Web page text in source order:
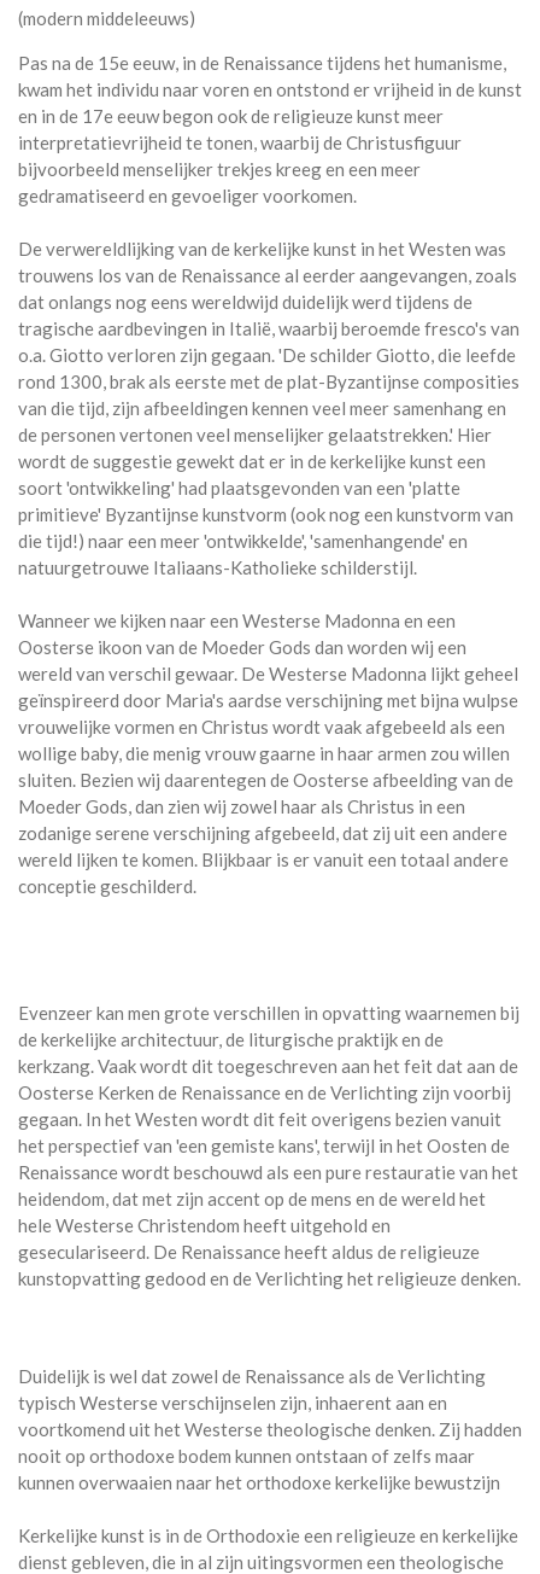
(modern middeleeuws)
Pas na de 15e eeuw, in de Renaissance tijdens het humanisme,
kwam het individu naar voren en ontstond er vrijheid in de kunst
en in de 17e eeuw begon ook de religieuze kunst meer
interpretatievrijheid te tonen, waarbij de Christusfiguur
bijvoorbeeld menselijker trekjes kreeg en een meer
gedramatiseerd en gevoeliger voorkomen.
De verwereldlijking van de kerkelijke kunst in het Westen was
trouwens los van de Renaissance al eerder aangevangen, zoals
dat onlangs nog eens wereldwijd duidelijk werd tijdens de
tragische aardbevingen in Italië, waarbij beroemde fresco's van
o.a. Giotto verloren zijn gegaan. 'De schilder Giotto, die leefde
rond 1300, brak als eerste met de plat-Byzantijnse composities
van die tijd, zijn afbeeldingen kennen veel meer samenhang en
de personen vertonen veel menselijker gelaatstrekken.' Hier
wordt de suggestie gewekt dat er in de kerkelijke kunst een
soort 'ontwikkeling' had plaatsgevonden van een 'platte
primitieve' Byzantijnse kunstvorm (ook nog een kunstvorm van
die tijd!) naar een meer 'ontwikkelde', 'samenhangende' en
natuurgetrouwe Italiaans-Katholieke schilderstijl.
Wanneer we kijken naar een Westerse Madonna en een
Oosterse ikoon van de Moeder Gods dan worden wij een
wereld van verschil gewaar. De Westerse Madonna lijkt geheel
geïnspireerd door Maria's aardse verschijning met bijna wulpse
vrouwelijke vormen en Christus wordt vaak afgebeeld als een
wollige baby, die menig vrouw gaarne in haar armen zou willen
sluiten. Bezien wij daarentegen de Oosterse afbeelding van de
Moeder Gods, dan zien wij zowel haar als Christus in een
zodanige serene verschijning afgebeeld, dat zij uit een andere
wereld lijken te komen. Blijkbaar is er vanuit een totaal andere
conceptie geschilderd.
Evenzeer kan men grote verschillen in opvatting waarnemen bij
de kerkelijke architectuur, de liturgische praktijk en de
kerkzang. Vaak wordt dit toegeschreven aan het feit dat aan de
Oosterse Kerken de Renaissance en de Verlichting zijn voorbij
gegaan. In het Westen wordt dit feit overigens bezien vanuit
het perspectief van 'een gemiste kans', terwijl in het Oosten de
Renaissance wordt beschouwd als een pure restauratie van het
heidendom, dat met zijn accent op de mens en de wereld het
hele Westerse Christendom heeft uitgehold en
geseculariseerd. De Renaissance heeft aldus de religieuze
kunstopvatting gedood en de Verlichting het religieuze denken.
Duidelijk is wel dat zowel de Renaissance als de Verlichting
typisch Westerse verschijnselen zijn, inhaerent aan en
voortkomend uit het Westerse theologische denken. Zij hadden
nooit op orthodoxe bodem kunnen ontstaan of zelfs maar
kunnen overwaaien naar het orthodoxe kerkelijke bewustzijn
Kerkelijke kunst is in de Orthodoxie een religieuze en kerkelijke
dienst gebleven, die in al zijn uitingsvormen een theologische